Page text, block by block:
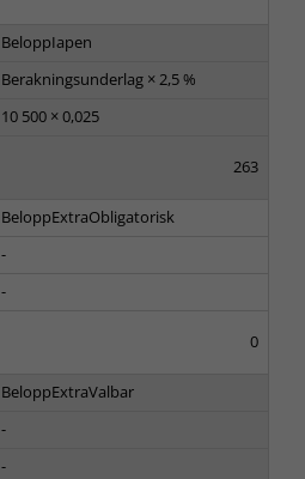
BeloppIapen
Berakningsunderlag × 2,5 %
10 500 × 0,025
263
BeloppExtraObligatorisk
-
-
0
BeloppExtraValbar
-
-